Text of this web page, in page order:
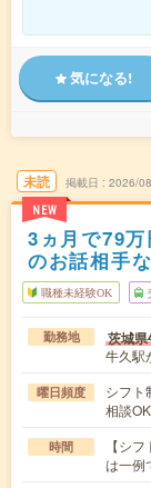
気になる!
未読
NEW
掲載日 2026/
3ヵ月で79
のお話相手
職種未経験OK
勤務地 茨城
牛久駅
曜日頻度
シフト
相談OK
時間
【シ
は一